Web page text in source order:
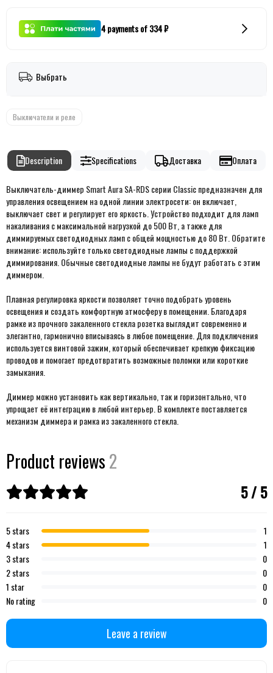
4 payments of 334 ₽
Выбрать
Выключатели и реле
Description Specifications Доставка Оплата
Выключатель-диммер Smart Aura SA-RDS серии Classic предназначен для
управления освещением на одной линии электросети: он включает,
выключает свет и регулирует его яркость. Устройство подходит для ламп
накаливания с максимальной нагрузкой до 500 Вт, а также для
диммируемых светодиодных ламп с общей мощностью до 80 Вт. Обратите
внимание: используйте только светодиодные лампы с поддержкой
диммирования. Обычные светодиодные лампы не будут работать с этим
диммером.
Плавная регулировка яркости позволяет точно подобрать уровень
освещения и создать комфортную атмосферу в помещении. Благодаря
рамке из прочного закаленного стекла розетка выглядит современно и
элегантно, гармонично вписываясь в любое помещение. Для подключения
используется винтовой зажим, который обеспечивает крепкую фиксацию
проводов и помогает предотвратить возможные поломки или короткие
замыкания.
Диммер можно установить как вертикально, так и горизонтально, что
упрощает её интеграцию в любой интерьер. В комплекте поставляется
механизм диммера и рамка из закаленного стекла.
Product reviews2
5 / 5
5 stars
1
4 stars
1
3 stars
0
2 stars
0
1 star
0
No rating
0
Leave a review